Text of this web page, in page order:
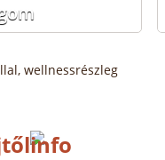
wellnessrészleg